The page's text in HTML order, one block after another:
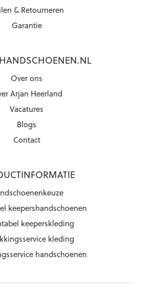
& Retourneren
Garantie
Over ons
Arjan Heerland
Vacatures
Blogs
Contact
keepershandschoenen
keeperskleding
kleding
handschoenen